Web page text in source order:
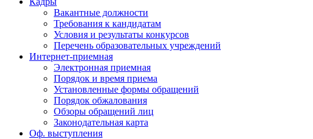
Вакантные должности
Требования к кандидатам
Условия и результаты конкурсов
Перечень образовательных учреждений
Интернет-приемная
Электронная приемная
Порядок и время приема
Установленные формы обращений
Порядок обжалования
Обзоры обращений лиц
Законодательная карта
Оф. выступления